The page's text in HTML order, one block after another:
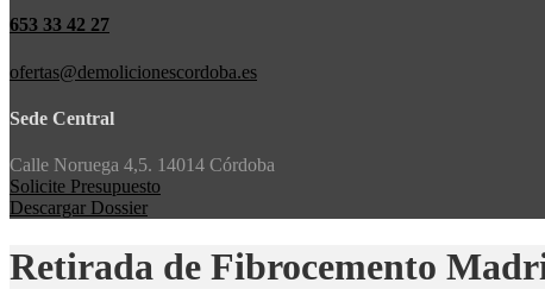
653 33 42 27
ofertas@demolicionescordoba.es
Sede Central
Calle Noruega 4,5. 14014 Córdoba
Solicite Presupuesto
Descargar Dossier
Retirada de Fibrocemento